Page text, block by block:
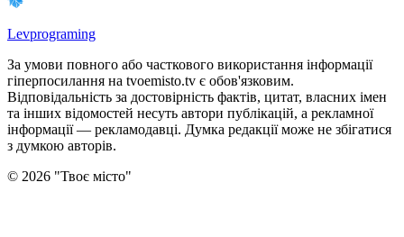
Levprograming
За умови повного або часткового використання iнформацiї
гіперпосилання на tvoemisto.tv є обов'язковим.
Відповідальність за достовірність фактів, цитат, власних імен
та інших відомостей несуть автори публікацій, а рекламної
інформації — рекламодавці. Думка редакцiї може не збiгатися
з думкою авторiв.
© 2026 "Твоє місто"